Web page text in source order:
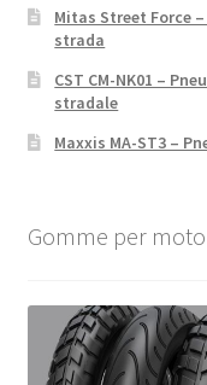
Mitas Street Force
strada
CST CM-NK01 –
stradale
Maxxis MA-ST3 –
Gomme per moto